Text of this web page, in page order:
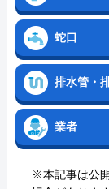
蛇口
排水管・
業者
※本記事は公